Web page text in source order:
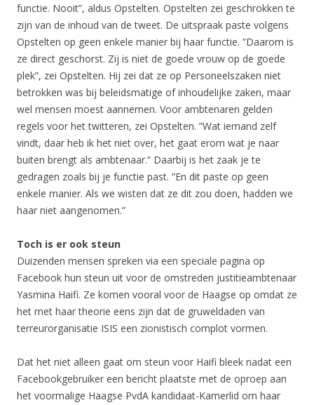
functie. Nooit”, aldus Opstelten. Opstelten zei geschrokken te
zijn van de inhoud van de tweet. De uitspraak paste volgens
Opstelten op geen enkele manier bij haar functie. ”Daarom is
ze direct geschorst. Zij is niet de goede vrouw op de goede
plek”, zei Opstelten. Hij zei dat ze op Personeelszaken niet
betrokken was bij beleidsmatige of inhoudelijke zaken, maar
wel mensen moest aannemen. Voor ambtenaren gelden
regels voor het twitteren, zei Opstelten. ”Wat iemand zelf
vindt, daar heb ik het niet over, het gaat erom wat je naar
buiten brengt als ambtenaar.” Daarbij is het zaak je te
gedragen zoals bij je functie past. ”En dit paste op geen
enkele manier. Als we wisten dat ze dit zou doen, hadden we
haar niet aangenomen.”
Toch is er ook steun
Duizenden mensen spreken via een speciale pagina op
Facebook hun steun uit voor de omstreden justitieambtenaar
Yasmina Haifi. Ze komen vooral voor de Haagse op omdat ze
het met haar theorie eens zijn dat de gruweldaden van
terreurorganisatie ISIS een zionistisch complot vormen.
Dat het niet alleen gaat om steun voor Haifi bleek nadat een
Facebookgebruiker een bericht plaatste met de oproep aan
het voormalige Haagse PvdA kandidaat-Kamerlid om haar